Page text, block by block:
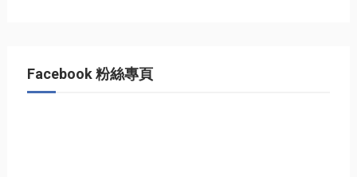
Facebook 粉絲專頁